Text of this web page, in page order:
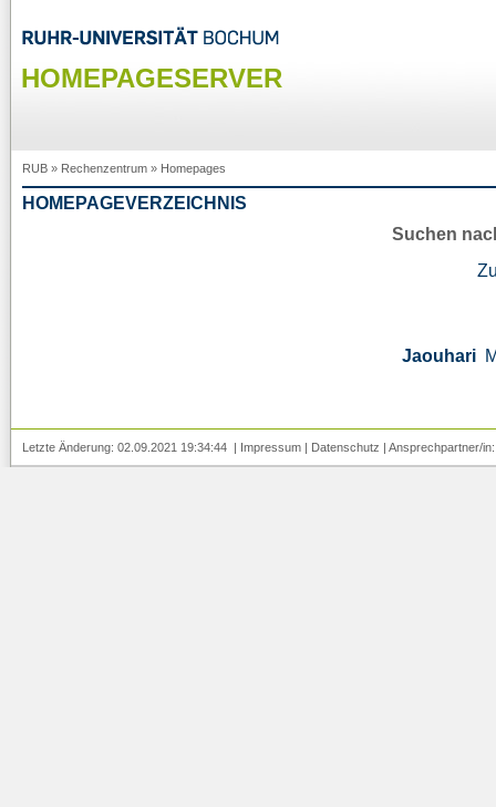
HOMEPAGESERVER
RUB » Rechenzentrum » Homepages
HOMEPAGEVERZEICHNIS
Suchen
Jaouhari
Letzte Änderung: 02.09.2021 19:34:44 | Impressum | Datenschutz | Ansprechpartner/